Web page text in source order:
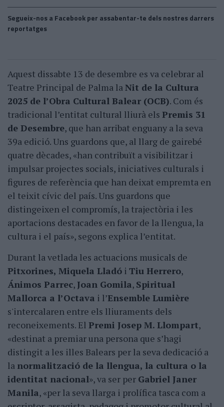
Segueix-nos a Facebook per assabentar-te dels nostres darrers
reportatges
Aquest dissabte 13 de desembre es va celebrar al
Teatre Principal de Palma laNit de la Cultura
2025 de l’Obra Cultural Balear (OCB). Com és
tradicional l’entitat cultural lliurà els Premis 31
de Desembre, que han arribat enguany a la seva
39a edició. Uns guardons que, al llarg de gairebé
quatre dècades, «han contribuït a visibilitzar i
impulsar projectes socials, iniciatives culturals i
figures de referència que han deixat empremta en
el teixit cívic del país. Uns guardons que
distingeixen el compromís, la trajectòria i les
aportacions destacades en favor de la llengua, la
cultura i el país», segons explica l’entitat.
Durant la vetlada les actuacions musicals de
Pitxorines, Miquela Lladó i Tiu Herrero,
Ánimos Parrec,Joan Gomila, Spiritual
Mallorca a l’Octava i l’Ensemble Lumière
s'intercalaren entre els lliuraments dels
reconeixements. El Premi Josep M. Llompart,
«destinat a premiar una persona que s’hagi
distingit a les illes Balears per la seva dedicació a
la normalització de la llengua, la cultura o la
identitat nacional», va ser per Gabriel Janer
Manila, «per la seva llarga i prolífica tasca com a